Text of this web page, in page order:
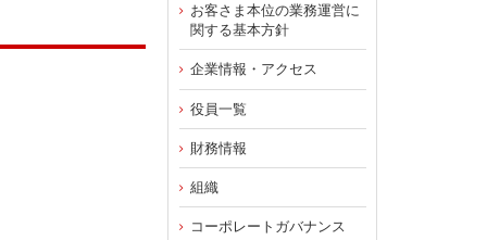
お客さま本位の業務運営に
関する基本方針
企業情報・アクセス
役員一覧
財務情報
組織
コーポレートガバナンス